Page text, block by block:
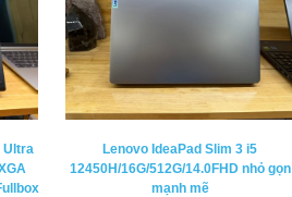
Ultra
Lenovo IdeaPad Slim 3 i5
12450H/16G/512G/14.0FHD nhỏ gọn
mạnh mẽ